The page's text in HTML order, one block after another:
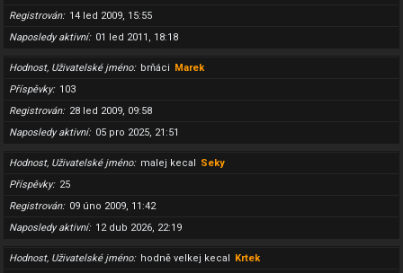
Registrován
14 led 2009, 15:55
Naposledy aktivní
01 led 2011, 18:18
Hodnost, Uživatelské jméno brňáci Marek
Příspěvky
103
Registrován
28 led 2009, 09:58
Naposledy aktivní
05 pro 2025, 21:51
Hodnost, Uživatelské jméno malej kecal Seky
Příspěvky
25
Registrován
09 úno 2009, 11:42
Naposledy aktivní
12 dub 2026, 22:19
Hodnost, Uživatelské jméno hodně velkej kecal Krtek